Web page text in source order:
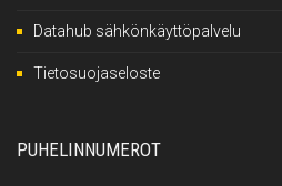
Datahub sähkönkäyttöpalvelu
Tietosuojaseloste
PUHELINNUMEROT